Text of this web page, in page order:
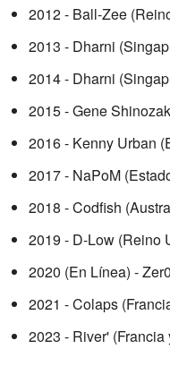
2012 - Ball-Zee
2013 - Dharni
2014 - Dharni
2015 - Gene
2016 - Kenny Urban
2017 - NaPoM
2018 - Codfish
2019 - D-Low (Reino
2020 (En Línea) -
2021 - Colaps
2023 - River' (Francia